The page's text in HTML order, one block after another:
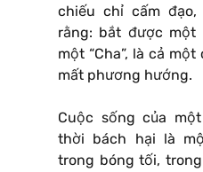
chiếu chỉ cấm
rằng: bắt được một
một “Cha”, là cả
mất phương hướng.
Cuộc sống của
thời bách hại là
trong bóng tối,